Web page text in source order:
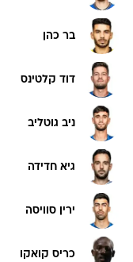
בר כהן
דוד קלטינס
ניב גוטליב
גיא חדידה
ירין סוויסה
כריס קואקו